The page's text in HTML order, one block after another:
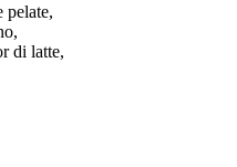
pelate,
di latte,